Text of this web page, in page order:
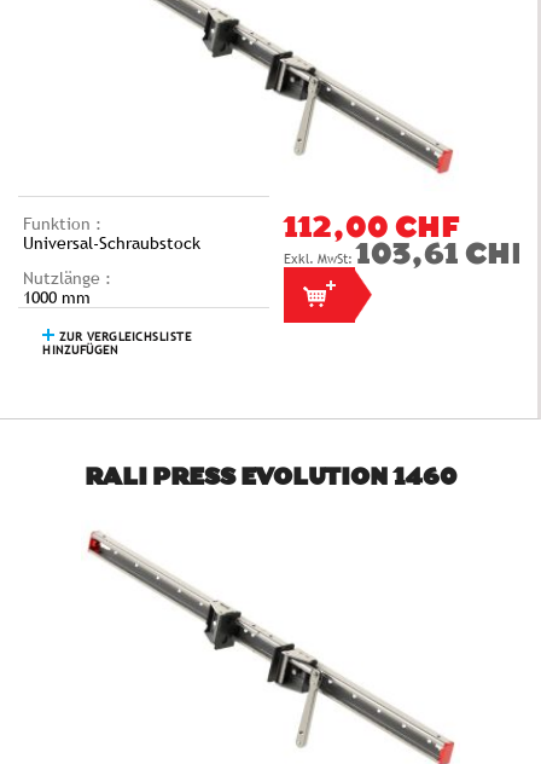
Funktion :
Universal-Schraubstock
Nutzlänge :
1000 mm
ZUR VERGLEICHSLISTE
HINZUFÜGEN
112,00 CHF
103,61 CHF
RALI PRESS EVOLUTION 1460